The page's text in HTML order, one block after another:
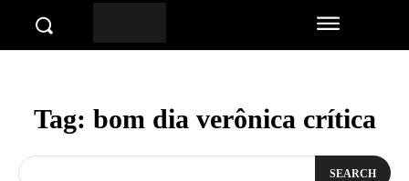
Tag: bom dia verônica crítica
SEARCH